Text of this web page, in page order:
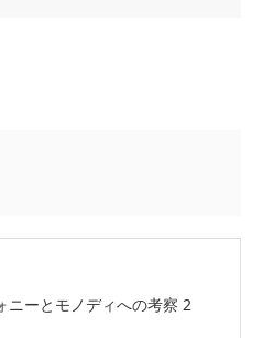
ニーとモノディへの考察 2